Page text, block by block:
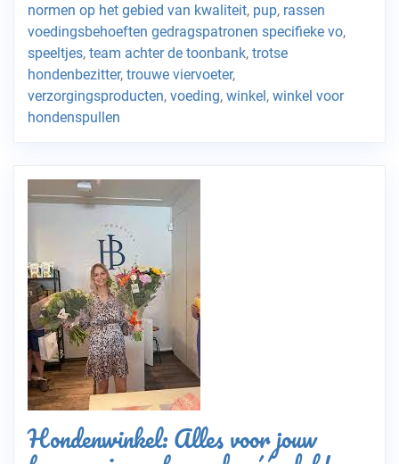
normen op het gebied van kwaliteit, pup, rassen
voedingsbehoeften gedragspatronen specifieke vo,
speeltjes, team achter de toonbank, trotse
hondenbezitter, trouwe viervoeter,
verzorgingsproducten, voeding, winkel, winkel voor
hondenspullen
Hondenwinkel: Alles voor jouw